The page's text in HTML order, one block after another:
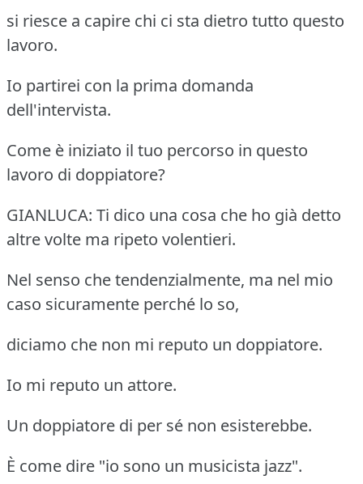
si riesce a capire chi ci sta dietro tutto questo
lavoro.
Io partirei con la prima domanda
dell'intervista.
Come è iniziato il tuo percorso in questo
lavoro di doppiatore?
GIANLUCA: Ti dico una cosa che ho già detto
altre volte ma ripeto volentieri.
Nel senso che tendenzialmente, ma nel mio
caso sicuramente perché lo so,
diciamo che non mi reputo un doppiatore.
Io mi reputo un attore.
Un doppiatore di per sé non esisterebbe.
È come dire "io sono un musicista jazz".